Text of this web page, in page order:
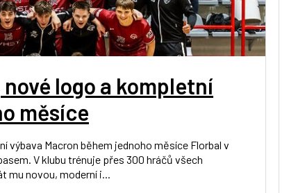
logo a kompletní
měsíce
výbava Macron během jednoho měsíce Florbal v
V klubu trénuje přes 300 hráčů všech
mu novou, moderní i...